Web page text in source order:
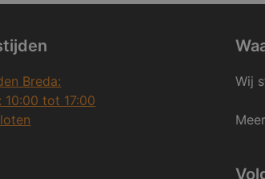
Breda:
10:00 tot 17:00
Wij